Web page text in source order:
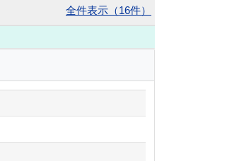
全件表示（16件）